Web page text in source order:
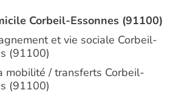
Corbeil-Essonnes (91100)
et vie sociale Corbeil-
(91100)
mobilité / transferts Corbeil-
(91100)